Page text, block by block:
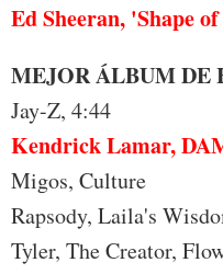
Ed Sheeran, 'Shape
MEJOR ÁLBUM DE
Jay-Z, 4:44
Kendrick Lamar,
Migos, Culture
Rapsody, Laila's
Tyler, The Creator,